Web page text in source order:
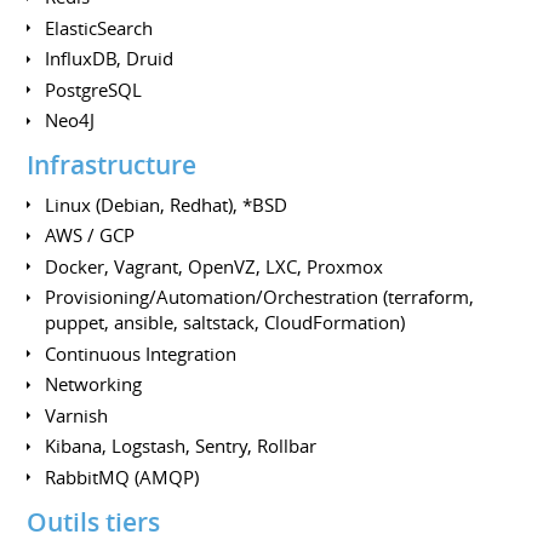
ElasticSearch
InfluxDB, Druid
PostgreSQL
Neo4J
Infrastructure
Linux (Debian, Redhat), *BSD
AWS / GCP
Docker, Vagrant, OpenVZ, LXC, Proxmox
Provisioning/Automation/Orchestration (terraform,
puppet, ansible, saltstack, CloudFormation)
Continuous Integration
Networking
Varnish
Kibana, Logstash, Sentry, Rollbar
RabbitMQ (AMQP)
Outils tiers